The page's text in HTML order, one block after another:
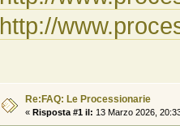
http://
Re:FAQ: Le Processionarie
« Risposta #1 il: 13 Marzo 2026,